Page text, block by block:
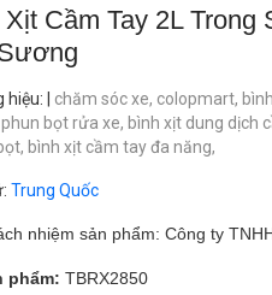
Cầm Tay 2L Trong
hiệu: | chăm sóc xe, colopmart,
bọt rửa xe, bình xịt dung dịch
bình xịt cầm tay đa năng,
: Trung Quốc
nhiệm sản phẩm: Công ty
phẩm: TBRX2850